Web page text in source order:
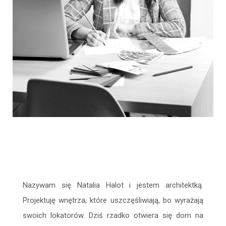
Nazywam się Natalia Halot i jestem architektką.
Projektuję wnętrza, które uszczęśliwiają, bo wyrażają
swoich lokatorów. Dziś rzadko otwiera się dom na